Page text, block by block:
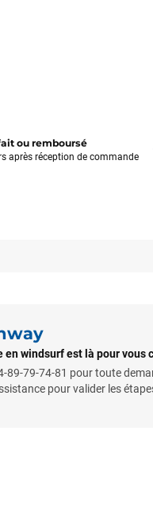
ou remboursé
après réception de commande
en windsurf est là pour vous
89-79-74-81 pour toute
pour valider les